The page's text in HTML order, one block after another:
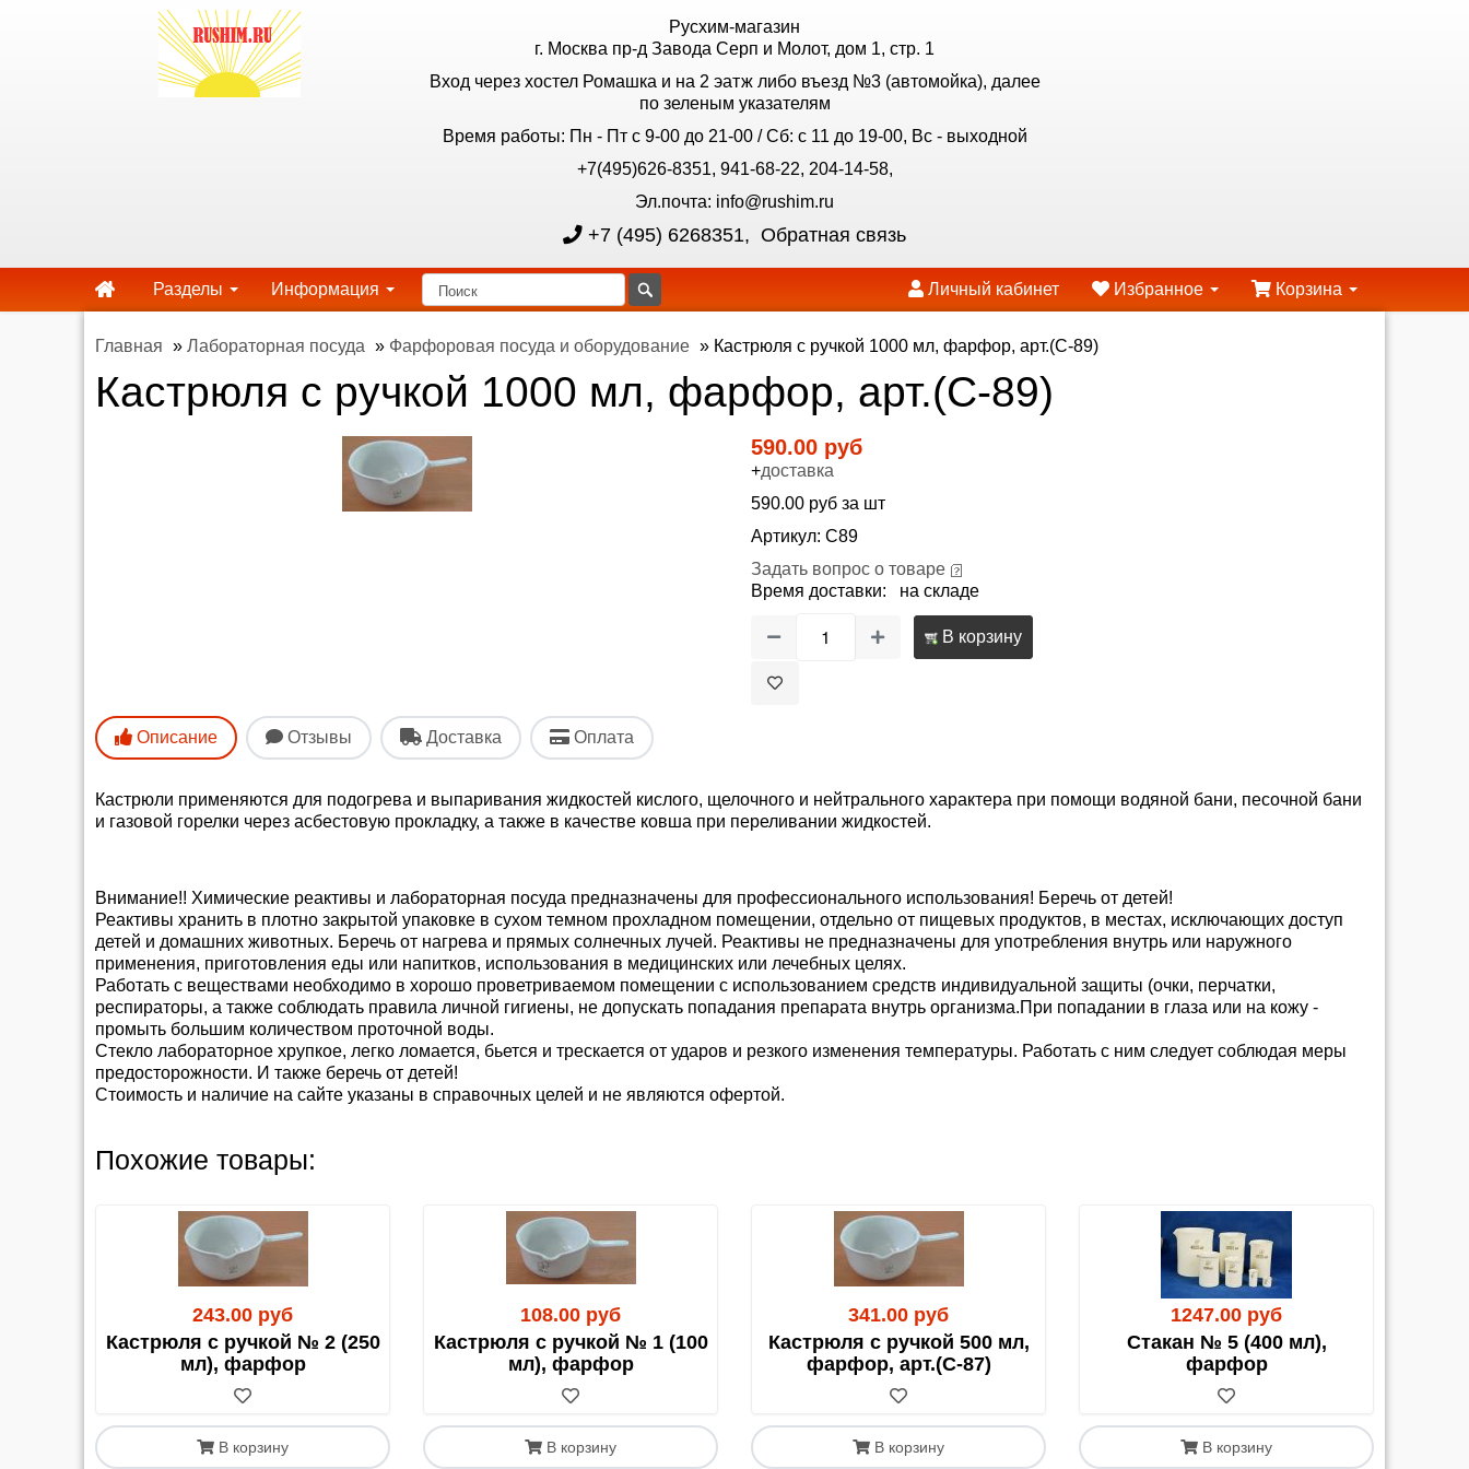
Русхим-магазин
г. Москва пр-д Завода Серп и Молот, дом 1, стр. 1
Вход через хостел Ромашка и на 2 эатж либо въезд №3 (автомойка), далее
по зеленым указателям
Время работы: Пн - Пт с 9-00 до 21-00 / Сб: с 11 до 19-00, Вс - выходной
+7(495)626-8351, 941-68-22, 204-14-58,
Эл.почта: info@rushim.ru
+7 (495) 6268351, Обратная связь
Разделы Информация Личный кабинет Избранное Корзина
Главная » Лабораторная посуда » Фарфоровая посуда и оборудование » Кастрюля с ручкой 1000 мл, фарфор, арт.(С-89)
Кастрюля с ручкой 1000 мл, фарфор, арт.(С-89)
590.00 руб
+доставка
590.00 руб за шт
Артикул: С89
Задать вопрос о товаре
Время доставки: на складе
В корзину
Описание Отзывы Доставка Оплата
Кастрюли применяются для подогрева и выпаривания жидкостей кислого, щелочного и нейтрального характера при помощи водяной бани, песочной бани
и газовой горелки через асбестовую прокладку, а также в качестве ковша при переливании жидкостей.
Внимание!! Химические реактивы и лабораторная посуда предназначены для профессионального использования! Беречь от детей!
Реактивы хранить в плотно закрытой упаковке в сухом темном прохладном помещении, отдельно от пищевых продуктов, в местах, исключающих доступ
детей и домашних животных. Беречь от нагрева и прямых солнечных лучей. Реактивы не предназначены для употребления внутрь или наружного
применения, приготовления еды или напитков, использования в медицинских или лечебных целях.
Работать с веществами необходимо в хорошо проветриваемом помещении с использованием средств индивидуальной защиты (очки, перчатки,
респираторы, а также соблюдать правила личной гигиены, не допускать попадания препарата внутрь организма.При попадании в глаза или на кожу -
промыть большим количеством проточной воды.
Стекло лабораторное хрупкое, легко ломается, бьется и трескается от ударов и резкого изменения температуры. Работать с ним следует соблюдая меры
предосторожности. И также беречь от детей!
Стоимость и наличие на сайте указаны в справочных целей и не являются офертой.
Если вы затрудняетесь с выбором, укажите в заказе опцию«по согласованию с администрацией».
Сроки обработки заказа:
После подтверждения оплаты и при наличии товара на складе его комплектация занимает от 3 до 10 рабочих дней. В
пиковые периоды срок может быть увеличен.
1. Курьерская доставка (Москва и Московская область)
Доставка осуществляется до подъезда без выгрузки из автомобиля.
Прайс-лист можно скачать в
Насосы вакуумные
Бутыли
Внимание!!!!
Стандартная фасовка на большинство сухих реактивов - 1,0 кг (изредка 0,5 и 0,1). Соответственно, ориентируйтесь на эту кратность. Исключения есть,
например, алюминий ПАП менее 1,0 кг не фасуется, Родамин также есть по 0,1 кг, как и все индикаторы) - пишите и уточняйте.
Отгрузка реактивов производится по факту поступления денег на наш расчетный счет. Для бюджетных учреждений возможно заключение договора на
оплату по факту отгрузки.
Похожие товары:
243.00 руб
Кастрюля с ручкой № 2 (250
мл), фарфор
В корзину
108.00 руб
Кастрюля с ручкой № 1 (100
мл), фарфор
В корзину
341.00 руб
Кастрюля с ручкой 500 мл,
фарфор, арт.(С-87)
В корзину
1247.00 руб
Стакан № 5 (400 мл),
фарфор
В корзину